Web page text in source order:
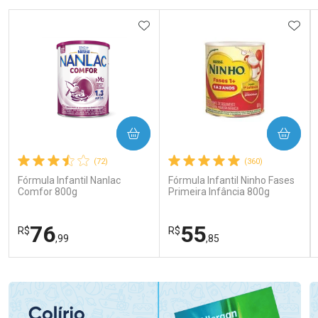
(72)
Fórmula Infantil Nanlac
Comfor 800g
R$76,99
ADICIONAR AOS FAVORITOS
COMPRAR
(360)
Fórmula Infantil Ninho Fases
Primeira Infância 800g
R$55,85
COMPRAR
Laboratório
Por Menos